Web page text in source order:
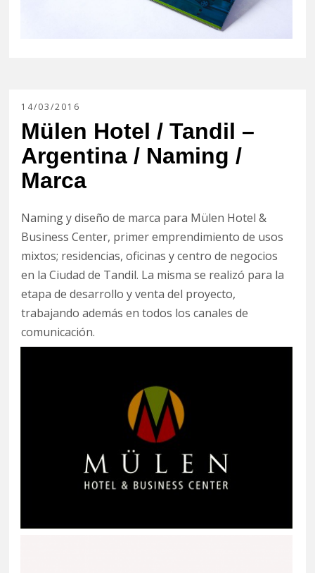
14/03/2016
Mülen Hotel / Tandil –
Argentina / Naming /
Marca
Naming y diseño de marca para Mülen Hotel &
Business Center, primer emprendimiento de usos
mixtos; residencias, oficinas y centro de negocios
en la Ciudad de Tandil. La misma se realizó para la
etapa de desarrollo y venta del proyecto,
trabajando además en todos los canales de
comunicación.